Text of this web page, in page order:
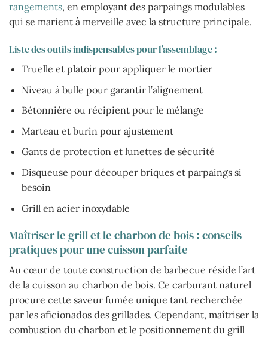
rangements, en employant des parpaings modulables
qui se marient à merveille avec la structure principale.
Liste des outils indispensables pour l’assemblage :
Truelle et platoir pour appliquer le mortier
Niveau à bulle pour garantir l’alignement
Bétonnière ou récipient pour le mélange
Marteau et burin pour ajustement
Gants de protection et lunettes de sécurité
Disqueuse pour découper briques et parpaings si
besoin
Grill en acier inoxydable
Maîtriser le grill et le charbon de bois : conseils
pratiques pour une cuisson parfaite
Au cœur de toute construction de barbecue réside l’art
de la cuisson au charbon de bois. Ce carburant naturel
procure cette saveur fumée unique tant recherchée
par les aficionados des grillades. Cependant, maîtriser la
combustion du charbon et le positionnement du grill